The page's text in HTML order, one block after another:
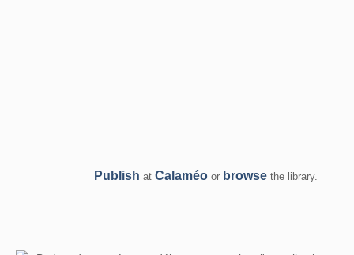
Publish at Calaméoor browsethe library.